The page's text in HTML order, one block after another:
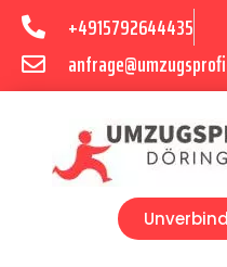
+4915792644435